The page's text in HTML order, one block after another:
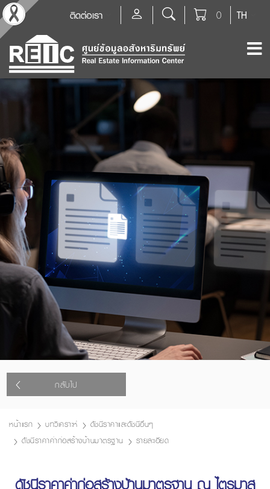
TH
0
ติดต่อเรา
กลับไป
หน้าแรก บทวิเคราะห์
ดัชนีราคาและดัชนีอื่นๆ
ดัชนีราคาค่าก่อสร้างบ้านมาตรฐาน
รายละเอียด